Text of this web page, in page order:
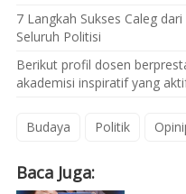
7 Langkah Sukses Caleg
Seluruh Politisi
Berikut profil dosen
akademisi inspiratif yang
Budaya Politik
Baca Juga: